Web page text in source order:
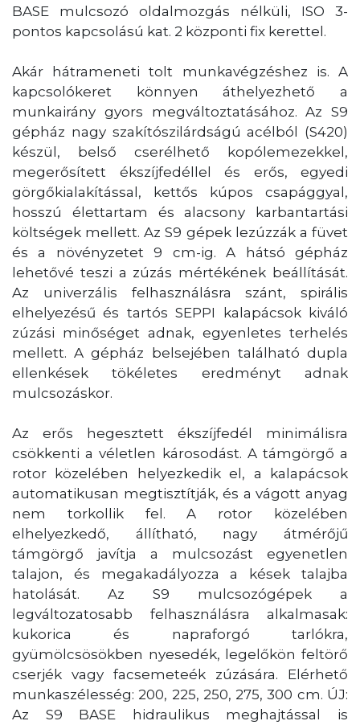
BASE mulcsozó oldalmozgás nélküli, ISO 3-
pontos kapcsolású kat. 2 központi fix kerettel.
Akár hátrameneti tolt munkavégzéshez is. A
kapcsolókeret könnyen áthelyezhető a
munkairány gyors megváltoztatásához. Az S9
gépház nagy szakítószilárdságú acélból (S420)
készül, belső cserélhető kopólemezekkel,
megerősített ékszíjfedéllel és erős, egyedi
görgőkialakítással, kettős kúpos csapággyal,
hosszú élettartam és alacsony karbantartási
költségek mellett. Az S9 gépek lezúzzák a füvet
és a növényzetet 9 cm-ig. A hátsó gépház
lehetővé teszi a zúzás mértékének beállítását.
Az univerzális felhasználásra szánt, spirális
elhelyezésű és tartós SEPPI kalapácsok kiváló
zúzási minőséget adnak, egyenletes terhelés
mellett. A gépház belsejében található dupla
ellenkések tökéletes eredményt adnak
mulcsozáskor.
Az erős hegesztett ékszíjfedél minimálisra
csökkenti a véletlen károsodást. A támgörgő a
rotor közelében helyezkedik el, a kalapácsok
automatikusan megtisztítják, és a vágott anyag
nem torkollik fel. A rotor közelében
elhelyezkedő, állítható, nagy átmérőjű
támgörgő javítja a mulcsozást egyenetlen
talajon, és megakadályozza a kések talajba
hatolását. Az S9 mulcsozógépek a
legváltozatosabb felhasználásra alkalmasak:
kukorica és napraforgó tarlókra,
gyümölcsösökben nyesedék, legelőkön feltörő
cserjék vagy facsemeteék zúzására. Elérhető
munkaszélesség: 200, 225, 250, 275, 300 cm. ÚJ:
Az S9 BASE hidraulikus meghajtással is